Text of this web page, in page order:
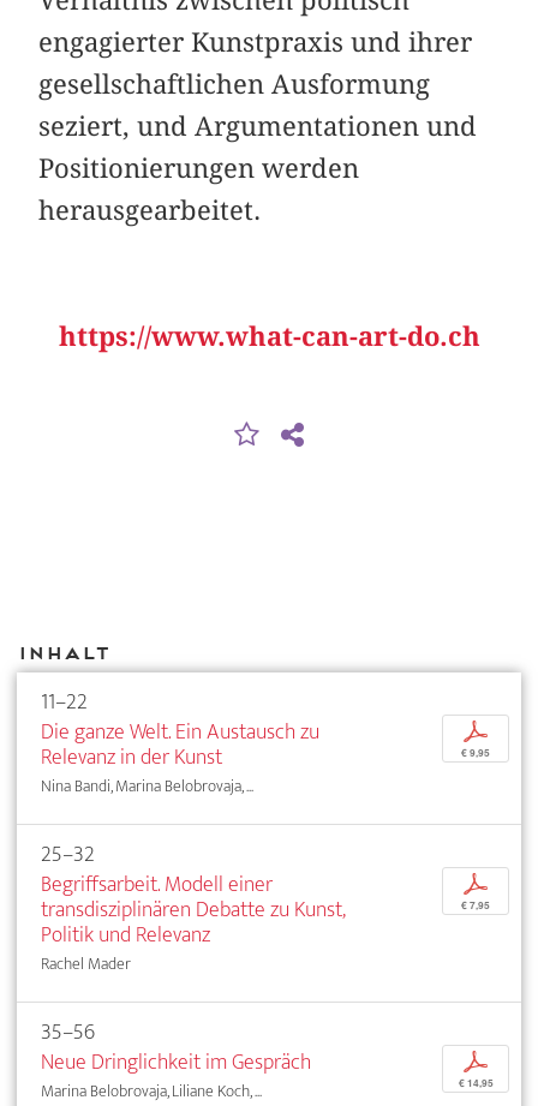
engagierter Kunstpraxis und ihrer
gesellschaftlichen Ausformung
seziert, und Argumentationen und
Positionierungen werden
herausgearbeitet.
https://www.what-can-art-do.ch
Inhalt
11–22
Die ganze Welt. Ein Austausch zu
Relevanz in der Kunst
Nina Bandi, Marina Belobrovaja, ...
p
€ 9,95
25–32
Begriffsarbeit. Modell einer
transdisziplinären Debatte zu Kunst,
Politik und Relevanz
Rachel Mader
p
€ 7,95
35–56
Neue Dringlichkeit im Gespräch
Marina Belobrovaja, Liliane Koch, ...
p
€ 14,95